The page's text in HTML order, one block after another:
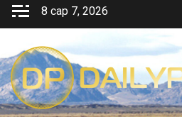
Skip
8 сар 7, 2026